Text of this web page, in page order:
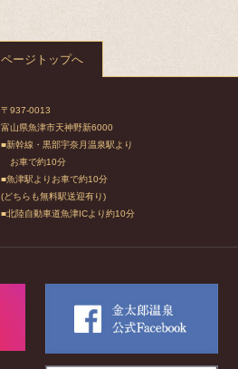
ページトップへ
〒937-0013
富山県魚津市天神野新6000
■新幹線・黒部宇奈月温泉駅より
お車で約10分
■魚津駅よりお車で約10分
(どちらも無料駅送迎有り)
■北陸自動車道魚津ICより約10分